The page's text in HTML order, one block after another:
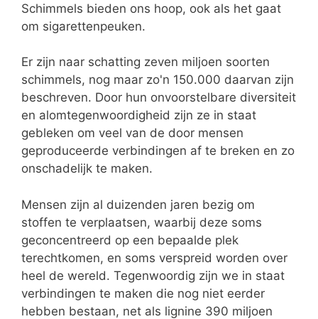
Schimmels bieden ons hoop, ook als het gaat
om sigarettenpeuken.
Er zijn naar schatting zeven miljoen soorten
schimmels, nog maar zo'n 150.000 daarvan zijn
beschreven. Door hun onvoorstelbare diversiteit
en alomtegenwoordigheid zijn ze in staat
gebleken om veel van de door mensen
geproduceerde verbindingen af te breken en zo
onschadelijk te maken.
Mensen zijn al duizenden jaren bezig om
stoffen te verplaatsen, waarbij deze soms
geconcentreerd op een bepaalde plek
terechtkomen, en soms verspreid worden over
heel de wereld. Tegenwoordig zijn we in staat
verbindingen te maken die nog niet eerder
hebben bestaan, net als lignine 390 miljoen